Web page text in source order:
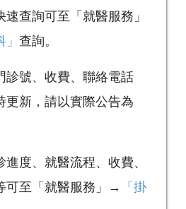
查詢可至「就醫服務」
查詢。
號、收費、聯絡電話
更新，請以實際公告為
度、就醫流程、收費、
可至「就醫服務」→
「掛